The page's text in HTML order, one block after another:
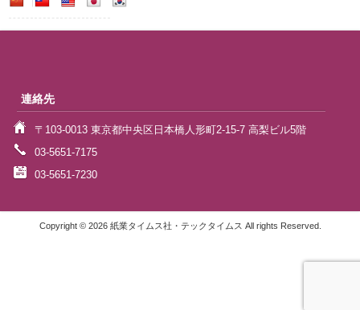
連絡先
〒103-0013 東京都中央区日本橋人形町2-15-7 高梨ビル5階
03-5651-7175
03-5651-7230
Copyright © 2026 紙業タイムス社・テックタイムス All rights Reserved.